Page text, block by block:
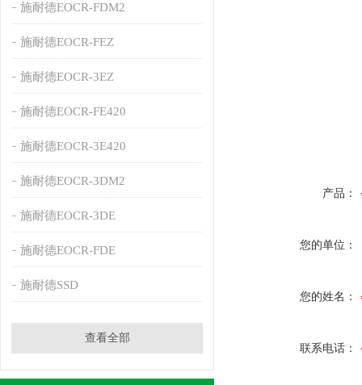
施耐德EOCR-FDM2
施耐德EOCR-FEZ
施耐德EOCR-3EZ
施耐德EOCR-FE420
施耐德EOCR-3E420
施耐德EOCR-3DM2
施耐德EOCR-3DE
施耐德EOCR-FDE
施耐德SSD
查看全部
产品：
您的单位：
您的姓名：
联系电话：